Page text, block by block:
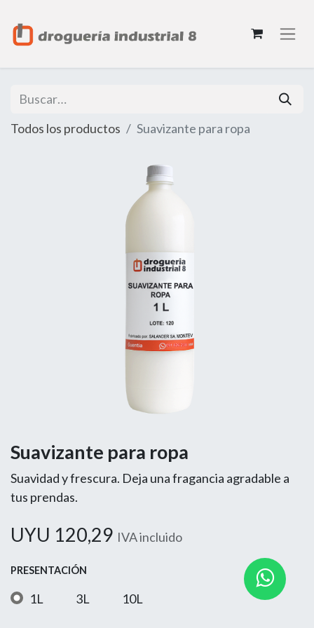
Todos los productos Suavizante para ropa
Suavizante para ropa
Suavidad y frescura. Deja una fragancia agradable a
tus prendas.
UYU 120,29 IVA incluido
PRESENTACIÓN
1L 3L 10L